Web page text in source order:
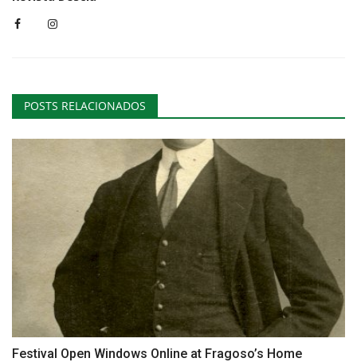
POSTS RELACIONADOS
Festival Open Windows Online at Fragoso’s Home